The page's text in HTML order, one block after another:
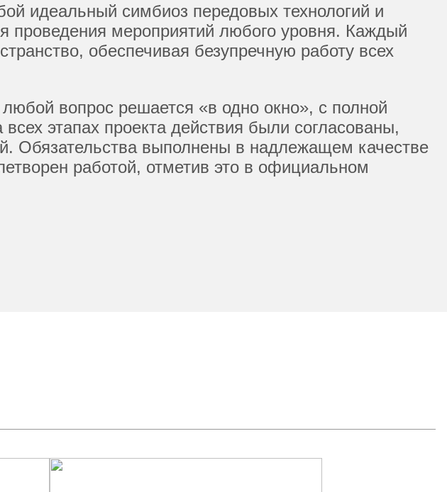
идеальный симбиоз передовых технологий и
мероприятий любого уровня. Каждый
обеспечивая безупречную работу всех
вопрос решается «в одно окно», с полной
этапах проекта действия были согласованы,
Обязательства выполнены в надлежащем качестве
работой, отметив это в официальном